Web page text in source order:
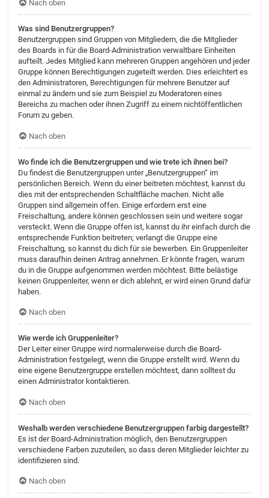
Nach oben
Was sind Benutzergruppen?
Benutzergruppen sind Gruppen von Mitgliedern, die die Mitglieder
des Boards in für die Board-Administration verwaltbare Einheiten
aufteilt. Jedes Mitglied kann mehreren Gruppen angehören und jeder
Gruppe können Berechtigungen zugeteilt werden. Dies erleichtert es
den Administratoren, Berechtigungen für mehrere Benutzer auf
einmal zu ändern und sie zum Beispiel zu Moderatoren eines
Bereichs zu machen oder ihnen Zugriff zu einem nichtöffentlichen
Forum zu geben.
Nach oben
Wo finde ich die Benutzergruppen und wie trete ich ihnen bei?
Du findest die Benutzergruppen unter „Benutzergruppen“ im
persönlichen Bereich. Wenn du einer beitreten möchtest, kannst du
dies mit der entsprechenden Schaltfläche machen. Nicht alle
Gruppen sind allgemein offen. Einige erfordern erst eine
Freischaltung, andere können geschlossen sein und weitere sogar
versteckt. Wenn die Gruppe offen ist, kannst du ihr einfach durch die
entsprechende Funktion beitreten; verlangt die Gruppe eine
Freischaltung, so kannst du dich für sie bewerben. Ein Gruppenleiter
muss daraufhin deinen Antrag annehmen. Er könnte fragen, warum
du in die Gruppe aufgenommen werden möchtest. Bitte belästige
keinen Gruppenleiter, wenn er dich ablehnt, er wird einen Grund dafür
haben.
Nach oben
Wie werde ich Gruppenleiter?
Der Leiter einer Gruppe wird normalerweise durch die Board-
Administration festgelegt, wenn die Gruppe erstellt wird. Wenn du
eine eigene Benutzergruppe erstellen möchtest, dann solltest du
einen Administrator kontaktieren.
Nach oben
Weshalb werden verschiedene Benutzergruppen farbig dargestellt?
Es ist der Board-Administration möglich, den Benutzergruppen
verschiedene Farben zuzuteilen, so dass deren Mitglieder leichter zu
identifizieren sind.
Nach oben